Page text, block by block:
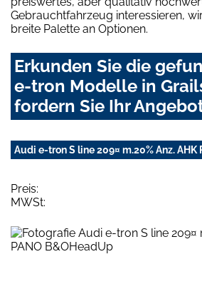
Gebrauchtfahrzeug interessieren,
breite Palette an Optionen.
Erkunden Sie die
e-tron Modelle in
fordern Sie Ihr
Audi e-tron S line 209¤ m.20% Anz. AHK
Preis:
MWSt: